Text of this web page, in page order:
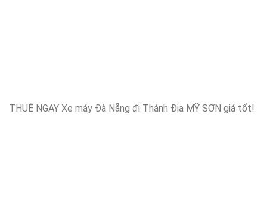
THUÊ NGAY Xe máy Đà Nẵng đi Thánh Địa MỸ SƠN giá tốt!